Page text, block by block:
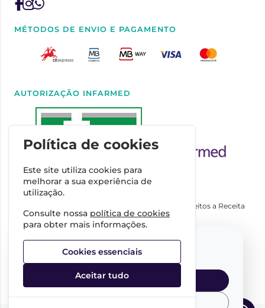
Select your language:
English
MÉTODOS DE ENVIO E PAGAMENTO
AUTORIZAÇÃO INFARMED
Autorizado a Disponibilizar Medicamentos Não Sujeitos a Receita
Médica através da Internet pelo Infarmed. I.P.
Dra. Cátia Costa
FARMÁCIA IMPERIAL, Complexo Farmacêutico da Guerra
509342485
Política de cookies
Este site utiliza cookies para
melhorar a sua experiência de
utilização.
Consulte nossa política de cookies
para obter mais informações.
Cookies essenciais
Aceitar tudo